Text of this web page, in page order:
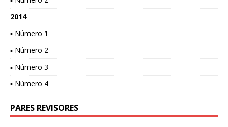
2014
▪ Número 1
▪ Número 2
▪ Número 3
▪ Número 4
PARES REVISORES